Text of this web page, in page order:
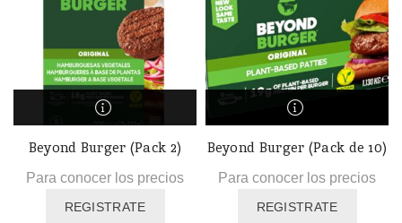
Beyond Burger (Pack 2)
Para conocer los precios
REGISTRATE
Beyond Burger (Pack de 10)
Para conocer los precios
REGISTRATE